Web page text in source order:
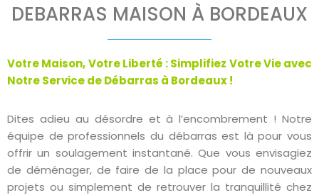
DEBARRAS MAISON À BORDEAUX
Votre Maison, Votre Liberté : Simplifiez Votre Vie avec
Notre Service de Débarras à Bordeaux !
Dites adieu au désordre et à l’encombrement ! Notre
équipe de professionnels du débarras est là pour vous
offrir un soulagement instantané. Que vous envisagiez
de déménager, de faire de la place pour de nouveaux
projets ou simplement de retrouver la tranquillité chez